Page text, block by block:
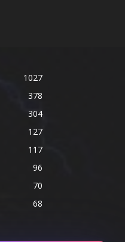
1027
378
304
127
117
96
70
68